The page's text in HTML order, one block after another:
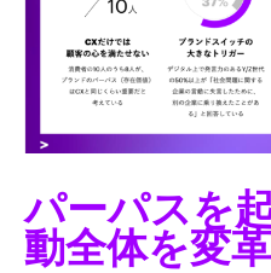
パーパスを
動全体を変